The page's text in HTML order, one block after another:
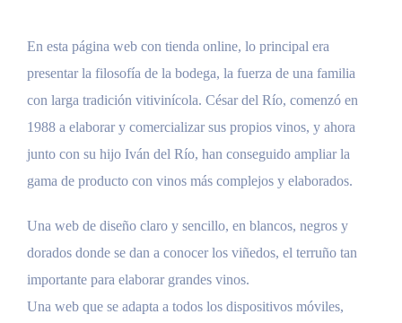
En esta página web con tienda online, lo principal era
presentar la filosofía de la bodega, la fuerza de una familia
con larga tradición vitivinícola. César del Río, comenzó en
1988 a elaborar y comercializar sus propios vinos, y ahora
junto con su hijo Iván del Río, han conseguido ampliar la
gama de producto con vinos más complejos y elaborados.
Una web de diseño claro y sencillo, en blancos, negros y
dorados donde se dan a conocer los viñedos, el terruño tan
importante para elaborar grandes vinos.
Una web que se adapta a todos los dispositivos móviles,